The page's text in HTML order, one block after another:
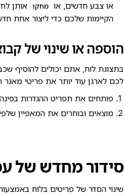
או צבע חדשים, או מחקו אותן
הקיימות שלכם כדי ליצור אחת
הוספה או שינוי של
בתצוגת לוח, אתם יכולים להוסיף
לכם לארגן עוד יותר את פריטי
פותחים את תפריט ההגדרות
מוצאים ובוחרים את המאפיין
סידור מחדש של
שינוי הסדר של פריטים בלוח